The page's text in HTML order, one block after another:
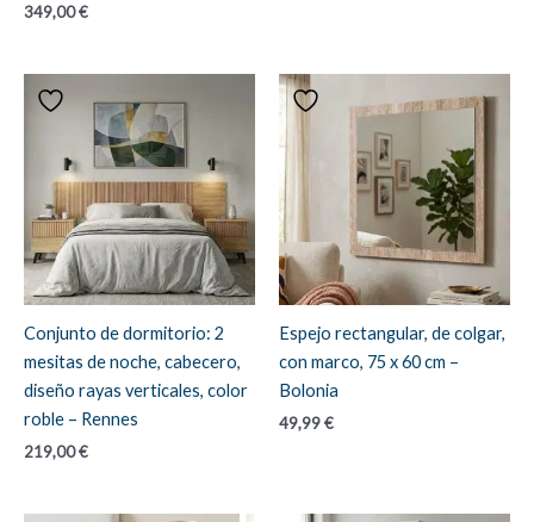
349,00€
Conjunto de dormitorio: 2
mesitas de noche, cabecero,
diseño rayas verticales, color
roble – Rennes
219,00€
Espejo rectangular, de colgar,
con marco, 75 x 60 cm –
Bolonia
49,99€